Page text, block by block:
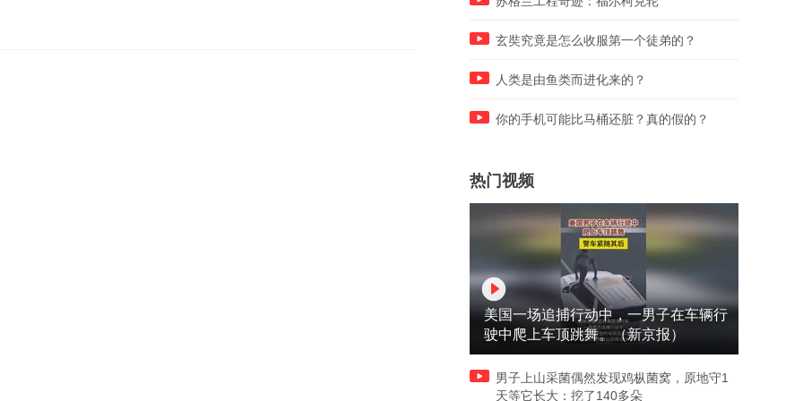
玄奘究竟是怎么收服第一个徒弟的？
人类是由鱼类而进化来的？
你的手机可能比马桶还脏？真的假的？
热门视频
美国一场追捕行动中，一男子在车辆行
驶中爬上车顶跳舞。（新京报）
男子上山采菌偶然发现鸡枞菌窝，原地守1
天等它长大：挖了140多朵